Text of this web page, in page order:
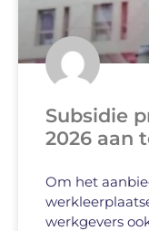
Subsidie
2026 aan
Om het
werkgevers